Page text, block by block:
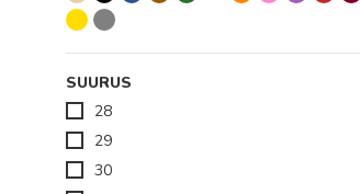
SUURUS
28
29
30